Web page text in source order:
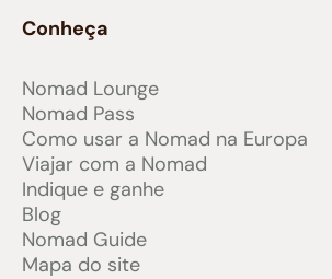
Conheça
Nomad Lounge
Nomad Pass
Como usar a Nomad na Europa
Viajar com a Nomad
Indique e ganhe
Blog
Nomad Guide
Mapa do site